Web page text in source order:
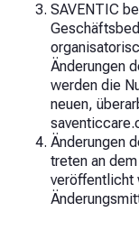
SAVENTIC
Änderungen
werden die
neuen,
Änderungen
treten an
veröffentlicht